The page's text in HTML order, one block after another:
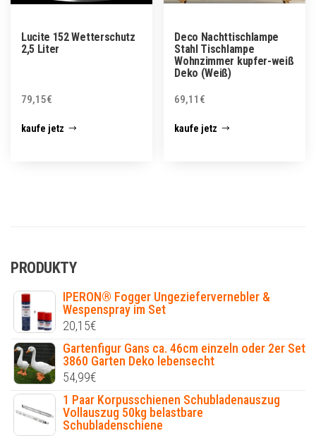
Lucite 152 Wetterschutz
2,5 Liter
79,15€
kaufe jetz
Deco Nachttischlampe
Stahl Tischlampe
Wohnzimmer kupfer-weiß
Deko (Weiß)
69,11 €
kaufe jetz
PRODUKTY
IPERON® Fogger Ungeziefervernebler &
Wespenspray im Set
20,15€
Gartenfigur Gans ca. 46cm einzeln oder 2er Set
3860 Garten Deko lebensecht
54,99€
1 Paar Korpusschienen Schubladenauszug
Vollauszug 50kg belastbare
Schubladenschiene